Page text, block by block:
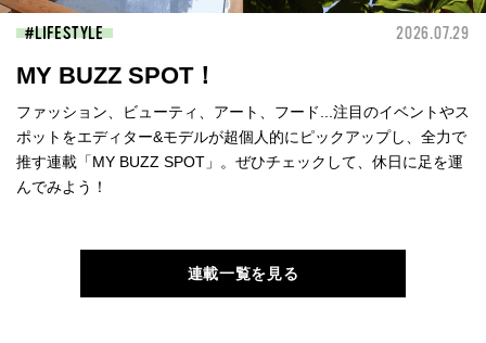
LIFESTYLE 2026.07.29
MY BUZZ SPOT！
ファッション、ビューティ、アート、フード...注目のイベントやス
ポットをエディター&モデルが超個人的にピックアップし、全力で
推す連載「MY BUZZ SPOT」。ぜひチェックして、休日に足を運
んでみよう！
連載一覧を見る